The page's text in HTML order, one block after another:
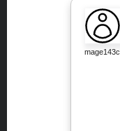
mage143c